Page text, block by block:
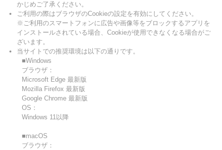
かじめご了承ください。
ご利用の際はブラウザのCookieの設定を有効にしてください。
※ご利用のスマートフォンに広告や画像等をブロックするアプリを
インストールされている場合、Cookieが使用できなくなる場合がご
ざいます。
当サイトでの推奨環境は以下の通りです。
■Windows
ブラウザ：
Microsoft Edge 最新版
Mozilla Firefox 最新版
Google Chrome 最新版
OS：
Windows 11以降
■macOS
ブラウザ：